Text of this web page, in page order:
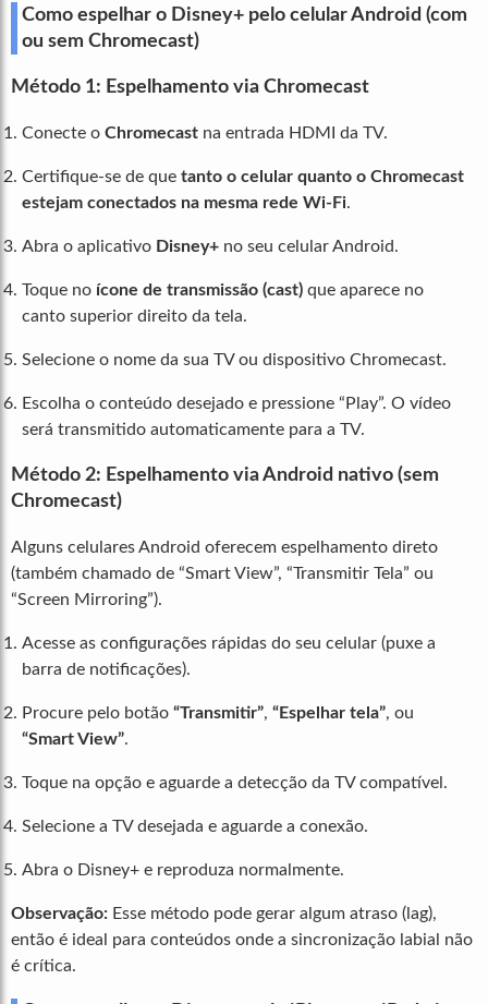
Como espelhar o Disney+ pelo celular Android (com
ou sem Chromecast)
Método 1: Espelhamento via Chromecast
Conecte o Chromecast na entrada HDMI da TV.
Certifique-se de que tanto o celular quanto o Chromecast
estejam conectados na mesma rede Wi-Fi.
Abra o aplicativo Disney+ no seu celular Android.
Toque no ícone de transmissão (cast) que aparece no
canto superior direito da tela.
Selecione o nome da sua TV ou dispositivo Chromecast.
Escolha o conteúdo desejado e pressione “Play”. O vídeo
será transmitido automaticamente para a TV.
Método 2: Espelhamento via Android nativo (sem
Chromecast)
Alguns celulares Android oferecem espelhamento direto
(também chamado de “Smart View”, “Transmitir Tela” ou
“Screen Mirroring”).
Acesse as configurações rápidas do seu celular (puxe a
barra de notificações).
Procure pelo botão “Transmitir”, “Espelhar tela”, ou
“Smart View”.
Toque na opção e aguarde a detecção da TV compatível.
Selecione a TV desejada e aguarde a conexão.
Abra o Disney+ e reproduza normalmente.
Observação: Esse método pode gerar algum atraso (lag),
então é ideal para conteúdos onde a sincronização labial não
é crítica.